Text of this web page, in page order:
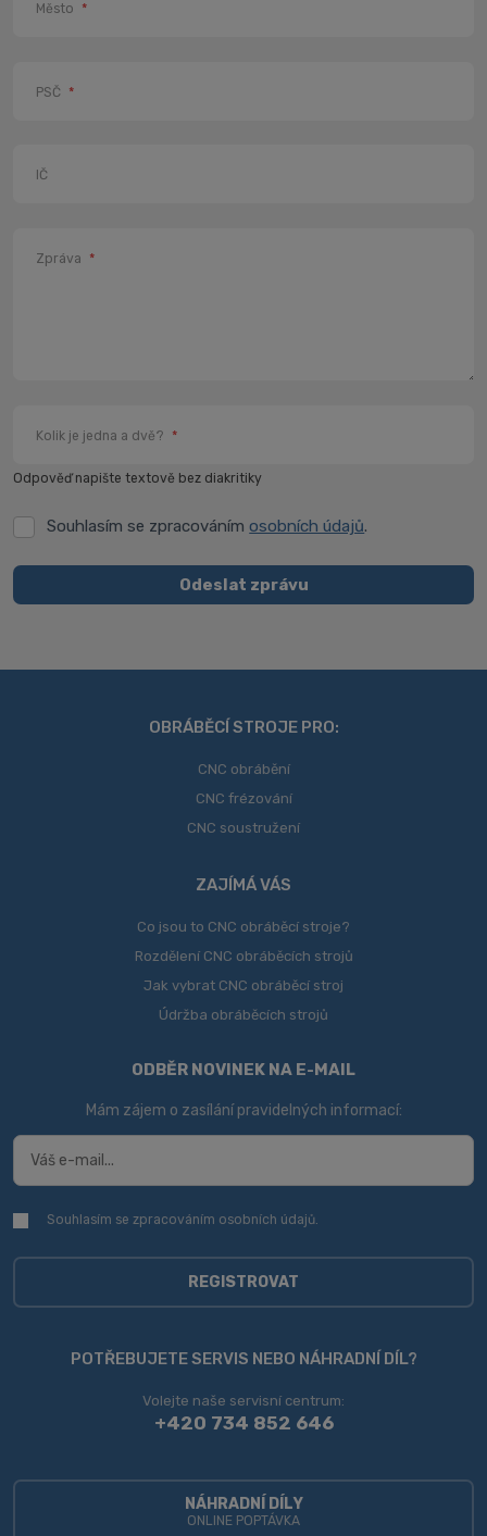
Město *
PSČ *
IČ
Zpráva *
Kolik je jedna a dvě? *
Odpověď napište textově bez diakritiky
Souhlasím
zpracováním
osobních
Souhlasím se zpracovánímosobních údajů.
Odeslat zprávu
OBRÁBĚCÍ STROJE PRO:
CNC obrábění
CNC frézování
CNC soustružení
ZAJÍMÁ VÁS
Co jsou to CNC obráběcí stroje?
Rozdělení CNC obráběcích strojů
Jak vybrat CNC obráběcí stroj
Údržba obráběcích strojů
ODBĚR NOVINEK NA E-MAIL
Mám zájem o zasílání pravidelných informací:
Souhlasím
zpracováním
Souhlasím se zpracováním osobních údajů.
REGISTROVAT
se
POTŘEBUJETE SERVIS NEBO NÁHRADNÍ DÍL?
Volejte naše servisní centrum:
+420 734 852 646
NÁHRADNÍ DÍLY
ONLINE POPTÁVKA